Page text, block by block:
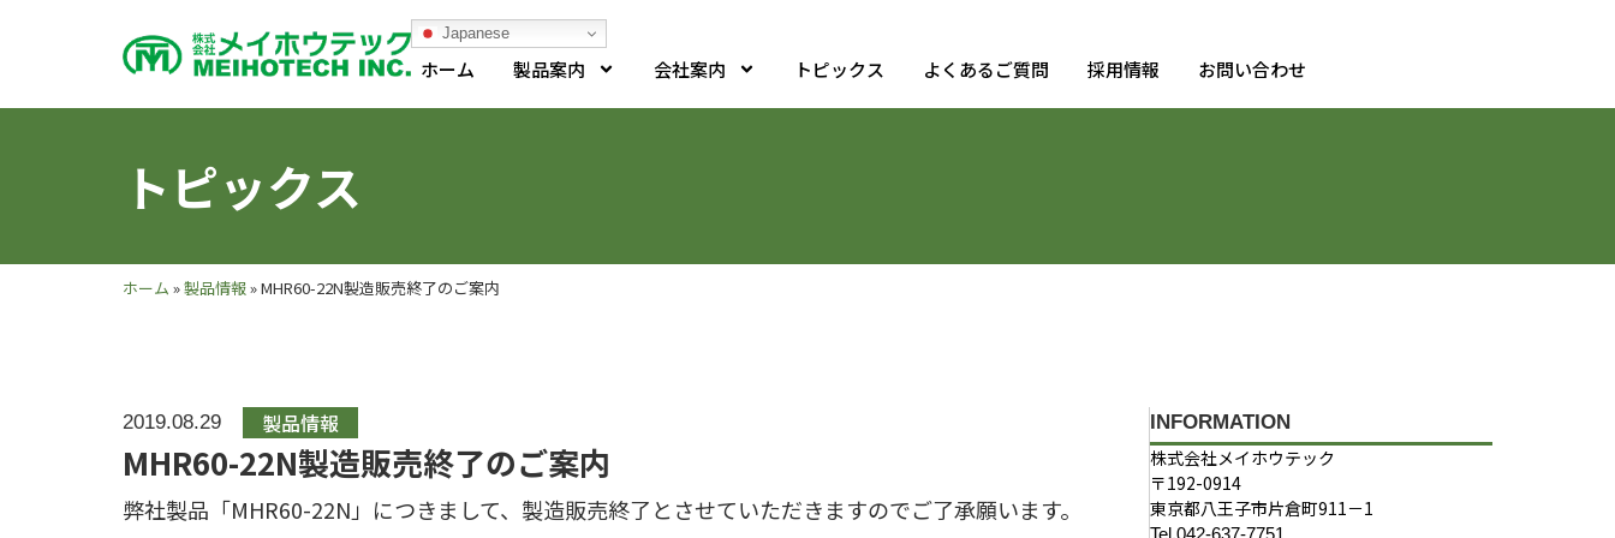
Japanese
ホーム 製品案内 会社案内 トピックス よくあるご質問 採用情報 お問い合わせ
トピックス
ホーム »製品情報»MHR60-22N製造販売終了のご案内
2019.08.29 製品情報
MHR60-22N製造販売終了のご案内
弊社製品「MHR60-22N」につきまして、製造販売終了とさせていただきますのでご了承願います。
INFORMATION
株式会社メイホウテック
〒192-0914
東京都八王子市片倉町911－1
Tel.042-637-7751